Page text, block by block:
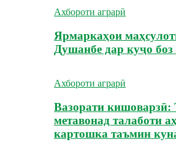
Ахбороти аграрӣ
Ярмаркаҳои
Душанбе дар куҷо
Ахбороти аграрӣ
Вазорати кишоварзӣ:
метавонад талаботи
картошка таъмин